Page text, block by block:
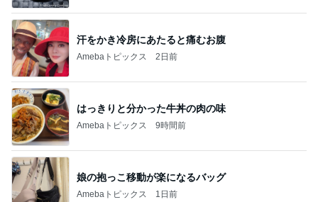
汗をかき冷房にあたると痛むお腹
Amebaトピックス 2日前
はっきりと分かった牛丼の肉の味
Amebaトピックス 9時間前
娘の抱っこ移動が楽になるバッグ
Amebaトピックス 1日前